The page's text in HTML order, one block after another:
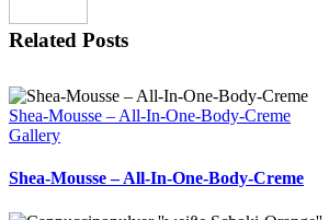
Related Posts
Shea-Mousse – All-In-One-Body-Creme
Gallery
Shea-Mousse – All-In-One-Body-Creme